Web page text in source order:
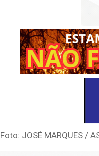
Foto: JOSÉ MARQUES /